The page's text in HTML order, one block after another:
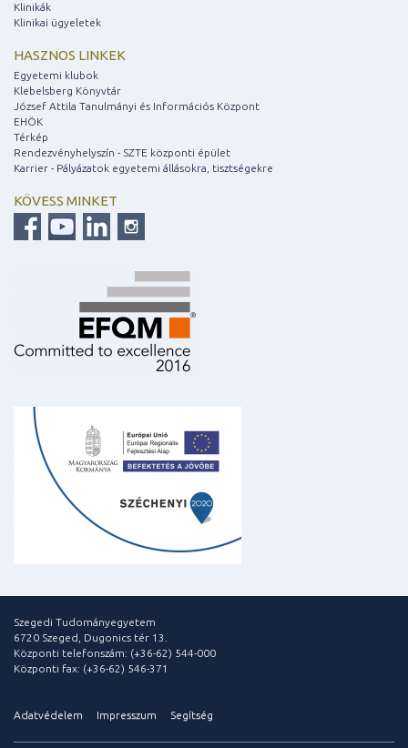
Klinikák
Klinikai ügyeletek
HASZNOS LINKEK
Egyetemi klubok
Klebelsberg Könyvtár
József Attila Tanulmányi és Információs Központ
EHÖK
Térkép
Rendezvényhelyszín - SZTE központi épület
Karrier - Pályázatok egyetemi állásokra, tisztségekre
KÖVESS MINKET
Szegedi Tudományegyetem
6720 Szeged, Dugonics tér 13.
Központi telefonszám: (+36-62) 544-000
Központi fax: (+36-62) 546-371
Adatvédelem Impresszum Segítség